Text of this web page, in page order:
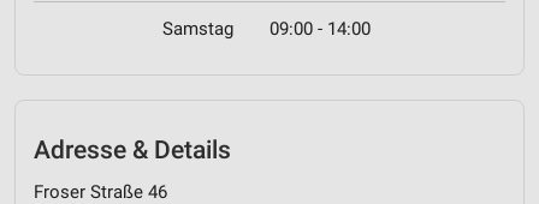
Samstag 09:00 - 14:00
Adresse & Details
Froser Straße 46